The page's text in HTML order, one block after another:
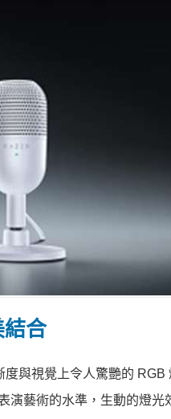
合
與視覺上令人驚艷的 RGB
演藝術的水準，生動的燈光